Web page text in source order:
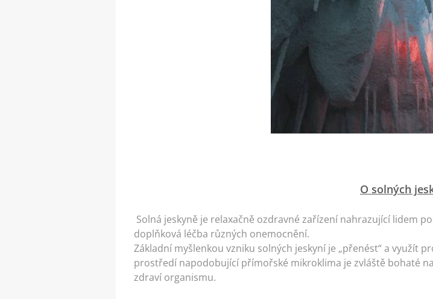
O solných
Solná jeskyně je relaxačně ozdravné zařízení nahrazující lidem
doplňková léčba různých onemocnění.
Základní myšlenkou vzniku solných jeskyní je „přenést“ a využít
prostředí napodobující přímořské mikroklima je zvláště bohaté
zdraví organismu.